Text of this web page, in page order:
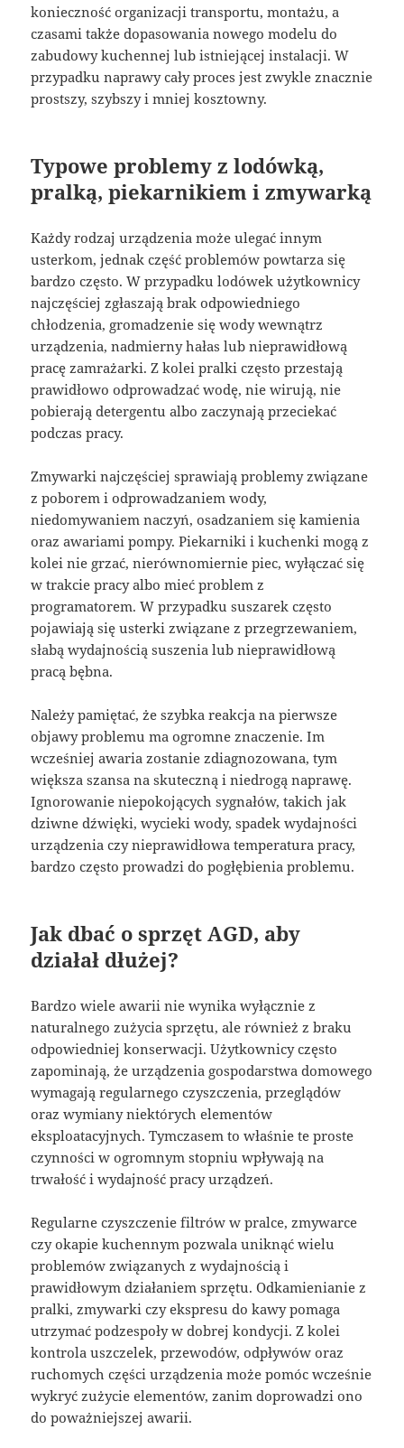
konieczność organizacji transportu, montażu, a
czasami także dopasowania nowego modelu do
zabudowy kuchennej lub istniejącej instalacji. W
przypadku naprawy cały proces jest zwykle znacznie
prostszy, szybszy i mniej kosztowny.
Typowe problemy z lodówką,
pralką, piekarnikiem i zmywarką
Każdy rodzaj urządzenia może ulegać innym
usterkom, jednak część problemów powtarza się
bardzo często. W przypadku lodówek użytkownicy
najczęściej zgłaszają brak odpowiedniego
chłodzenia, gromadzenie się wody wewnątrz
urządzenia, nadmierny hałas lub nieprawidłową
pracę zamrażarki. Z kolei pralki często przestają
prawidłowo odprowadzać wodę, nie wirują, nie
pobierają detergentu albo zaczynają przeciekać
podczas pracy.
Zmywarki najczęściej sprawiają problemy związane
z poborem i odprowadzaniem wody,
niedomywaniem naczyń, osadzaniem się kamienia
oraz awariami pompy. Piekarniki i kuchenki mogą z
kolei nie grzać, nierównomiernie piec, wyłączać się
w trakcie pracy albo mieć problem z
programatorem. W przypadku suszarek często
pojawiają się usterki związane z przegrzewaniem,
słabą wydajnością suszenia lub nieprawidłową
pracą bębna.
Należy pamiętać, że szybka reakcja na pierwsze
objawy problemu ma ogromne znaczenie. Im
wcześniej awaria zostanie zdiagnozowana, tym
większa szansa na skuteczną i niedrogą naprawę.
Ignorowanie niepokojących sygnałów, takich jak
dziwne dźwięki, wycieki wody, spadek wydajności
urządzenia czy nieprawidłowa temperatura pracy,
bardzo często prowadzi do pogłębienia problemu.
Jak dbać o sprzęt AGD, aby
działał dłużej?
Bardzo wiele awarii nie wynika wyłącznie z
naturalnego zużycia sprzętu, ale również z braku
odpowiedniej konserwacji. Użytkownicy często
zapominają, że urządzenia gospodarstwa domowego
wymagają regularnego czyszczenia, przeglądów
oraz wymiany niektórych elementów
eksploatacyjnych. Tymczasem to właśnie te proste
czynności w ogromnym stopniu wpływają na
trwałość i wydajność pracy urządzeń.
Regularne czyszczenie filtrów w pralce, zmywarce
czy okapie kuchennym pozwala uniknąć wielu
problemów związanych z wydajnością i
prawidłowym działaniem sprzętu. Odkamienianie z
pralki, zmywarki czy ekspresu do kawy pomaga
utrzymać podzespoły w dobrej kondycji. Z kolei
kontrola uszczelek, przewodów, odpływów oraz
ruchomych części urządzenia może pomóc wcześnie
wykryć zużycie elementów, zanim doprowadzi ono
do poważniejszej awarii.